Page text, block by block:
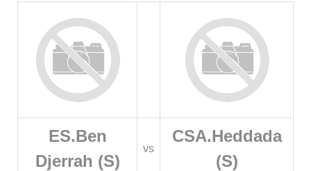
ES.Ben
Djerrah (S)
vs
CSA.Heddada
(S)